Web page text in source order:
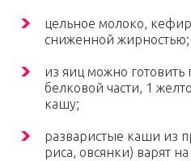
цельное молоко,
сниженной жирностью;
из яиц можно готовить
белковой части, 1
кашу;
разваристые каши из
риса, овсянки) варят